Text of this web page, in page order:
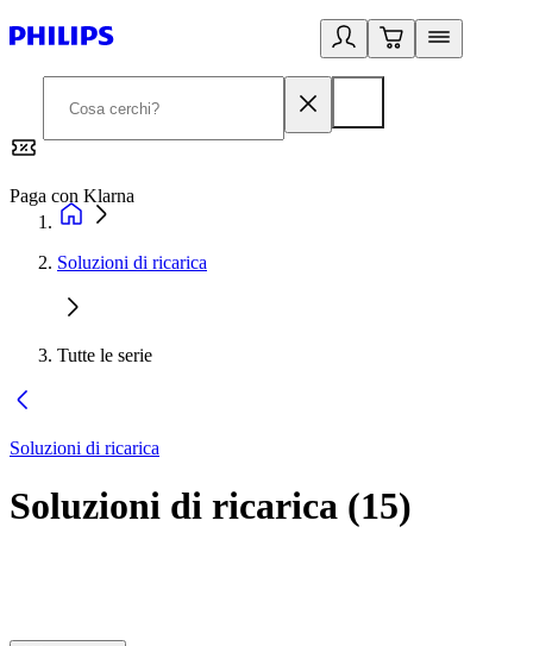
Paga con Klarna
Soluzioni di ricarica
Tutte le serie
Soluzioni di ricarica
Soluzioni di ricarica (15)